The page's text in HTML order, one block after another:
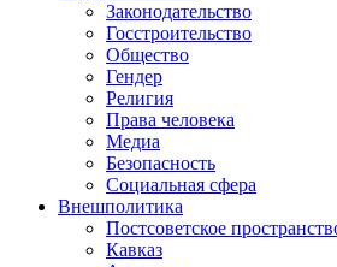
Законодательство
Госстроительство
Общество
Гендер
Религия
Права человека
Медиа
Безопасность
Социальная сфера
Внешполитика
Постсоветское
Кавказ